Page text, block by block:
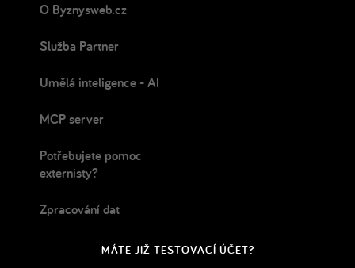
O Byznysweb.cz
Služba Partner
Umělá inteligence - AI
MCP server
Potřebujete pomoc
externisty?
Zpracování dat
MÁTE JIŽ TESTOVACÍ ÚČET?